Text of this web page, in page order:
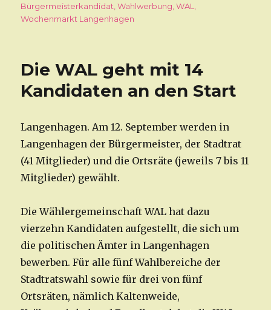
am
Bürgermeisterkandidat ,Wahlwerbung ,WAL
Wochenmarkt Langenhagen
Die WAL geht mit 14
Kandidaten an den Start
Langenhagen. Am 12. September werden in
Langenhagen der Bürgermeister, der Stadtrat
(41 Mitglieder) und die Ortsräte (jeweils 7 bis 11
Mitglieder) gewählt.
Die Wählergemeinschaft WAL hat dazu
vierzehn Kandidaten aufgestellt, die sich um
die politischen Ämter in Langenhagen
bewerben. Für alle fünf Wahlbereiche der
Stadtratswahl sowie für drei von fünf
Ortsräten, nämlich Kaltenweide,